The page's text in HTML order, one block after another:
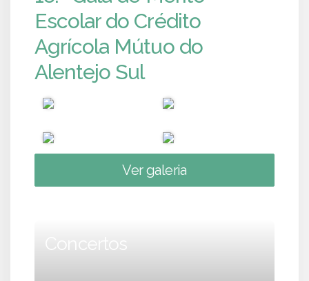
Escolar do Crédito
Agrícola Mútuo do
Alentejo Sul
Ver galeria
Concertos